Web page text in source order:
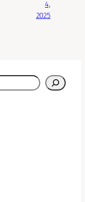
4,
2025